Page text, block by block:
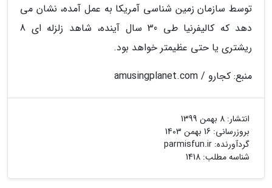
توسط سازمان زمین شناسی آمریکا به عمل آمده، نشان می
دهد که کالیفرنیا طی 30 سال آینده، شاهد زلزله ای 8
ریشتری یا حتی عظیمتر خواهد بود.
منبع: کجارو / amusingplanet.com
انتشار: 8 بهمن 1399
بروزرسانی: 16 بهمن 1403
گردآورنده: parmisfun.ir
شناسه مطلب: 1418